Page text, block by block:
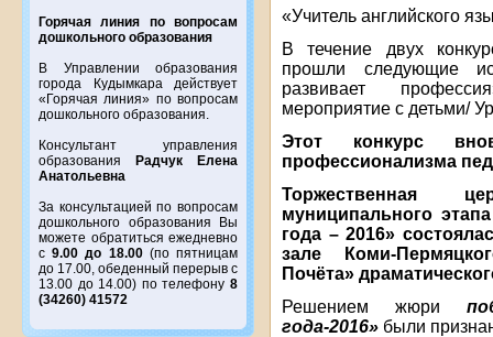
Горячая линия по вопросам
дошкольного образования
В Управлении образования
города Кудымкара действует
«Горячая линия» по вопросам
дошкольного образования.
Консультант управления
образования
Радчук Елена
Анатольевна
За консультацией по вопросам
дошкольного образования Вы
можете обратиться ежедневно
с9.00 до 18.00(по пятницам
до 17.00, обеденный перерыв с
13.00 до 14.00) по телефону 8
(34260) 41572
«Учитель английского
В течение двух
прошли следующие
развивает
мероприятие с детьми/
Этот конкурс
профессионализма
Торжественная
муниципального
года – 2016»
зале
Коми-
Почёта»
Решением жюри
года-2016» были